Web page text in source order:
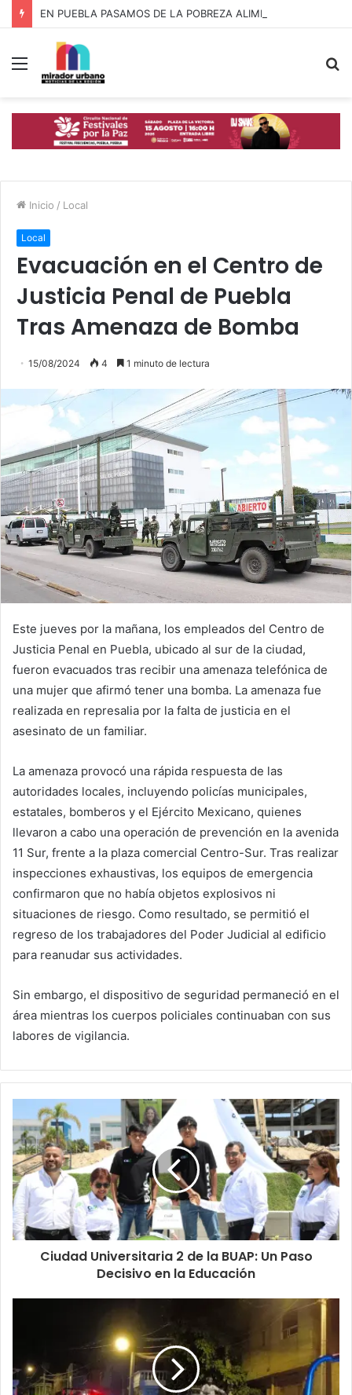
Menú
Inicio / Local
Local
Evacuación en el Centro de
Justicia Penal de Puebla
Tras Amenaza de Bomba
15/08/2024 4 1 minuto de lectura
Este jueves por la mañana, los empleados del Centro de
Justicia Penal en Puebla, ubicado al sur de la ciudad,
fueron evacuados tras recibir una amenaza telefónica de
una mujer que afirmó tener una bomba. La amenaza fue
realizada en represalia por la falta de justicia en el
asesinato de un familiar.
La amenaza provocó una rápida respuesta de las
autoridades locales, incluyendo policías municipales,
estatales, bomberos y el Ejército Mexicano, quienes
llevaron a cabo una operación de prevención en la avenida
11 Sur, frente a la plaza comercial Centro-Sur. Tras realizar
inspecciones exhaustivas, los equipos de emergencia
confirmaron que no había objetos explosivos ni
situaciones de riesgo. Como resultado, se permitió el
regreso de los trabajadores del Poder Judicial al edificio
para reanudar sus actividades.
Sin embargo, el dispositivo de seguridad permaneció en el
área mientras los cuerpos policiales continuaban con sus
labores de vigilancia.
Ciudad Universitaria 2 de la BUAP: Un Paso
Decisivo en la Educación